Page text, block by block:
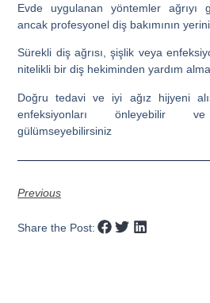
Evde uygulanan yöntemler ağrıyı
ancak profesyonel diş bakımının
Sürekli diş ağrısı, şişlik veya
nitelikli bir diş hekiminden yardım
Doğru tedavi ve iyi ağız hijyeni
enfeksiyonları önleyebilir
gülümseyebilirsiniz
Previous
Share the Post: